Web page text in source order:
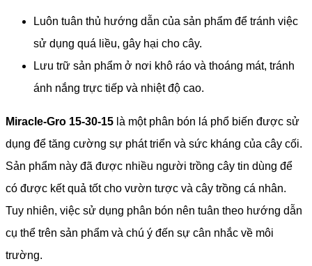
Luôn tuân thủ hướng dẫn của sản phẩm để tránh việc
sử dụng quá liều, gây hại cho cây.
Lưu trữ sản phẩm ở nơi khô ráo và thoáng mát, tránh
ánh nắng trực tiếp và nhiệt độ cao.
Miracle-Gro 15-30-15 là một phân bón lá phổ biến được sử
dụng để tăng cường sự phát triển và sức kháng của cây cối.
Sản phẩm này đã được nhiều người trồng cây tin dùng để
có được kết quả tốt cho vườn tược và cây trồng cá nhân.
Tuy nhiên, việc sử dụng phân bón nên tuân theo hướng dẫn
cụ thể trên sản phẩm và chú ý đến sự cân nhắc về môi
trường.